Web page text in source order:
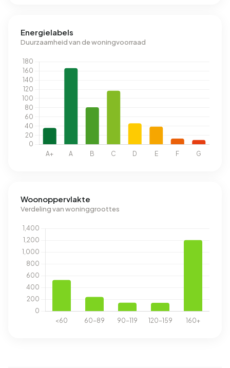
Energielabels
Duurzaamheid van de woningvoorraad
Woonoppervlakte
Verdeling van woninggroottes